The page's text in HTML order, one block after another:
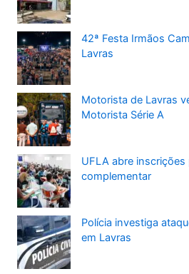
42ª Festa Irmãos
Lavras
Motorista de Lavras
Motorista Série A
UFLA abre
complementar
Polícia investiga
em Lavras